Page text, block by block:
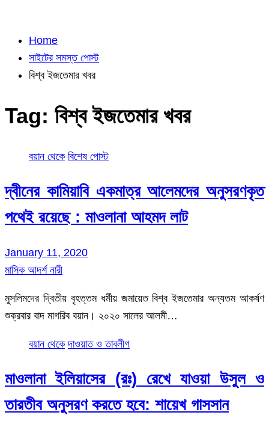
Home
সাইটের সমস্ত পোস্ট
বিশ্ব ইজতেমার খবর
Tag: বিশ্ব ইজতেমার খবর
বয়ান থেকে বিশেষ পোস্ট
দ্বীনের কামিয়াবি একমাত্র আলেমদের অনুসরণকৃত
পথেই রয়েছে : মাওলানা আহমদ লাট
January 11, 2020
মাসিক আদর্শ নারী
মুসলিমদের দ্বিতীয় বৃহত্তম ধর্মীয় জমায়েত বিশ্ব ইজতেমার অন্যতম আকর্ষণ
শুক্রবার বাদ মাগরিব বয়ান। ২০২০ সালের আলমী…
বয়ান থেকে দাওয়াত ও তাবলীগ
মাওলানা ইলিয়াসের (রঃ) রেখে যাওয়া উসুল ও
তারতীব অনুসরণ করতে হবে: শায়েখ গাসসান